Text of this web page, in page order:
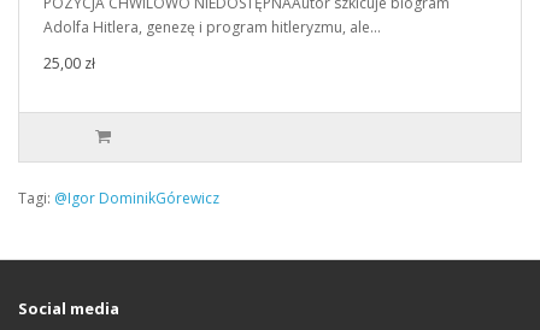
Adolfa Hitlera, genezę i program hitleryzmu, ale…
25,00 zł
Tagi: @Igor DominikGórewicz
Social media